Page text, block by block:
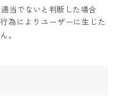
当でないと判断した場合
為によりユーザーに生じた
。